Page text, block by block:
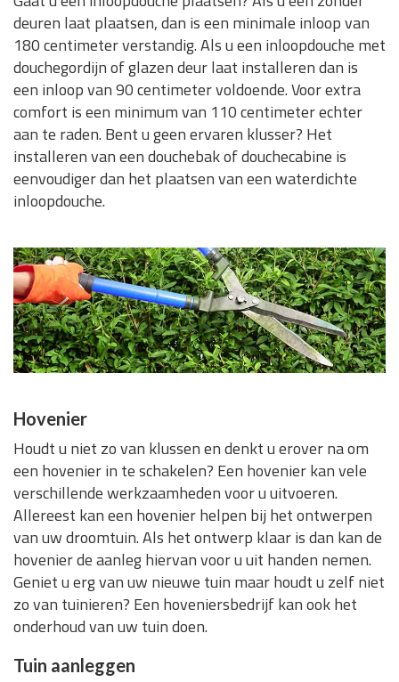
deuren laat plaatsen, dan is een minimale inloop van
180 centimeter verstandig. Als u een inloopdouche met
douchegordijn of glazen deur laat installeren dan is
een inloop van 90 centimeter voldoende. Voor extra
comfort is een minimum van 110 centimeter echter
aan te raden. Bent u geen ervaren klusser? Het
installeren van een douchebak of douchecabine is
eenvoudiger dan het plaatsen van een waterdichte
inloopdouche.
Hovenier
Houdt u niet zo van klussen en denkt u erover na om
een hovenier in te schakelen? Een hovenier kan vele
verschillende werkzaamheden voor u uitvoeren.
Allereest kan een hovenier helpen bij het ontwerpen
van uw droomtuin. Als het ontwerp klaar is dan kan de
hovenier de aanleg hiervan voor u uit handen nemen.
Geniet u erg van uw nieuwe tuin maar houdt u zelf niet
zo van tuinieren? Een hoveniersbedrijf kan ook het
onderhoud van uw tuin doen.
Tuin aanleggen